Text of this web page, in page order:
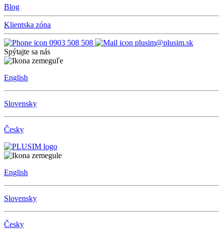
Blog
Klientska zóna
0903 508 508
plusim@plusim.sk
Spýtajte sa nás
English
Slovensky
Česky
English
Slovensky
Česky